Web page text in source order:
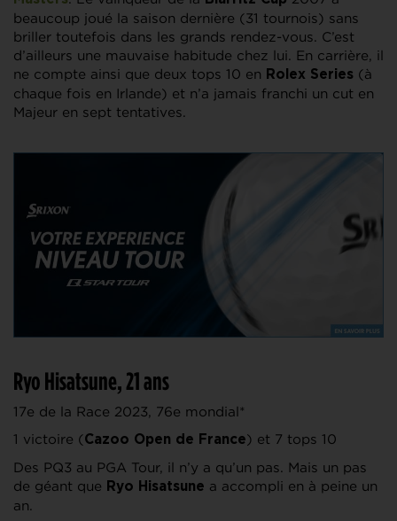
beaucoup joué la saison dernière (31 tournois) sans
briller toutefois dans les grands rendez-vous. C’est
d’ailleurs une mauvaise habitude chez lui. En carrière, il
ne compte ainsi que deux tops 10 en Rolex Series (à
chaque fois en Irlande) et n’a jamais franchi un cut en
Majeur en sept tentatives.
Ryo Hisatsune, 21 ans
17e de la Race 2023, 76e mondial*
1 victoire (Cazoo Open de France) et 7 tops 10
Des PQ3 au PGA Tour, il n’y a qu’un pas. Mais un pas
de géant que Ryo Hisatsune a accompli en à peine un
an.